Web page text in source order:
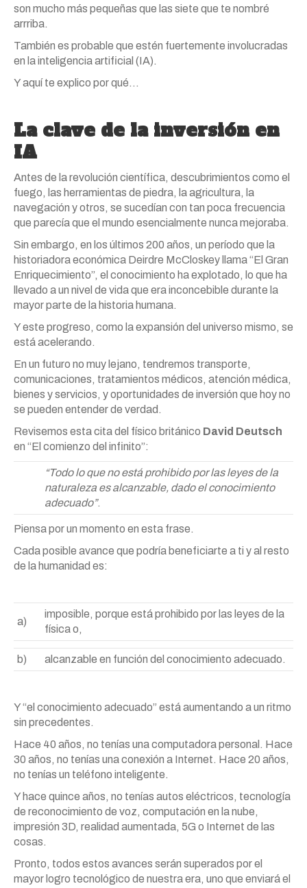
son mucho más pequeñas que las siete que te nombré
arrriba.
También es probable que estén fuertemente involucradas
en la inteligencia artificial (IA).
Y aquí te explico por qué…
La clave de la inversión en
IA
Antes de la revolución científica, descubrimientos como el
fuego, las herramientas de piedra, la agricultura, la
navegación y otros, se sucedían con tan poca frecuencia
que parecía que el mundo esencialmente nunca mejoraba.
Sin embargo, en los últimos 200 años, un período que la
historiadora económica Deirdre McCloskey llama “El Gran
Enriquecimiento”, el conocimiento ha explotado, lo que ha
llevado a un nivel de vida que era inconcebible durante la
mayor parte de la historia humana.
Y este progreso, como la expansión del universo mismo, se
está acelerando.
En un futuro no muy lejano, tendremos transporte,
comunicaciones, tratamientos médicos, atención médica,
bienes y servicios, y oportunidades de inversión que hoy no
se pueden entender de verdad.
Revisemos esta cita del físico británico David Deutsch
en “El comienzo del infinito”:
“Todo lo que no está prohibido por las leyes de la
naturaleza es alcanzable, dado el conocimiento
adecuado”.
Piensa por un momento en esta frase.
Cada posible avance que podría beneficiarte a ti y al resto
de la humanidad es:
a)
imposible, porque está prohibido por las leyes de la
física o,
b) alcanzable en función del conocimiento adecuado.
Y “el conocimiento adecuado” está aumentando a un ritmo
sin precedentes.
Hace 40 años, no tenías una computadora personal. Hace
30 años, no tenías una conexión a Internet. Hace 20 años,
no tenías un teléfono inteligente.
Y hace quince años, no tenías autos eléctricos, tecnología
de reconocimiento de voz, computación en la nube,
impresión 3D, realidad aumentada, 5G o Internet de las
cosas.
Pronto, todos estos avances serán superados por el
mayor logro tecnológico de nuestra era, uno que enviará el